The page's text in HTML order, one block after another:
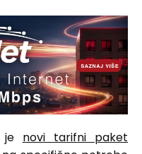
je novi tarifni paket